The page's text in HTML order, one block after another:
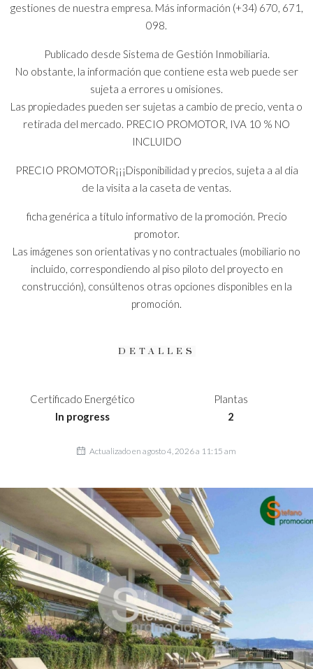
gestiones de nuestra empresa. Más información (+34) 670, 671,
098.
Publicado desde Sistema de Gestión Inmobiliaria.
No obstante, la información que contiene esta web puede ser
sujeta a errores u omisiones.
Las propiedades pueden ser sujetas a cambio de precio, venta o
retirada del mercado. PRECIO PROMOTOR, IVA 10 % NO
INCLUIDO
PRECIO PROMOTOR¡¡¡Disponibilidad y precios, sujeta a al dia
de la visita a la caseta de ventas.
ficha genérica a título informativo de la promoción. Precio
promotor.
Las imágenes son orientativas y no contractuales (mobiliario no
incluido, correspondiendo al piso piloto del proyecto en
construcción), consúltenos otras opciones disponibles en la
promoción.
DETALLES
Certificado Energético
In progress
Plantas
2
Actualizado en agosto 4, 2026 a 11:15 am